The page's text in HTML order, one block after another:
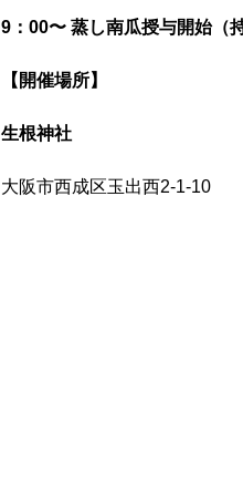
9：00〜 蒸し南瓜授与開始（
【開催場所】
生根神社
大阪市西成区玉出西2-1-10